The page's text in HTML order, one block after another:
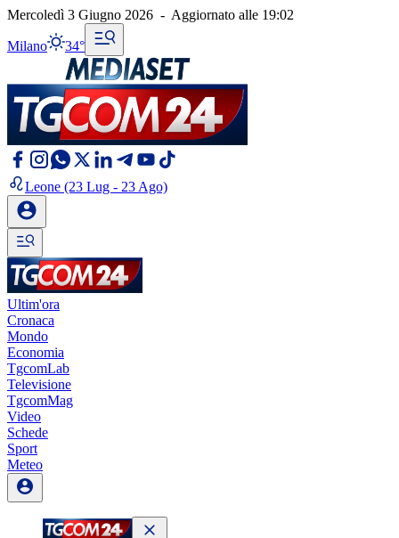
Mercoledì 3 Giugno 2026 - Aggiornato alle 19:02
Milano 34°
Leone (23 Lug - 23 Ago)
Ultim'ora
Cronaca
Mondo
Economia
TgcomLab
Televisione
TgcomMag
Video
Schede
Sport
Meteo